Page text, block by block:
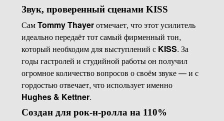
Звук, проверенный сценами KISS
СамTommy Thayerотмечает, что этот усилитель
идеально передаёт тот самый фирменный тон,
который необходим для выступлений с KISS. За
годы гастролей и студийной работы он получил
огромное количество вопросов о своём звуке — и с
гордостью отвечает, что использует именно
Hughes & Kettner.
Создан для рок-н-ролла на 110%